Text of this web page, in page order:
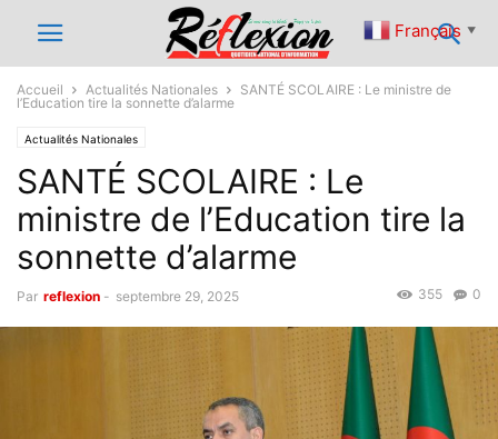
Accueil Actualités Nationales
SANTÉ SCOLAIRE : Le ministre de
l’Education tire la sonnette d’alarme
Actualités Nationales
SANTÉ SCOLAIRE : Le
ministre de l’Education tire la
sonnette d’alarme
Par reflexion - septembre 29, 2025 0
355
Français ▼